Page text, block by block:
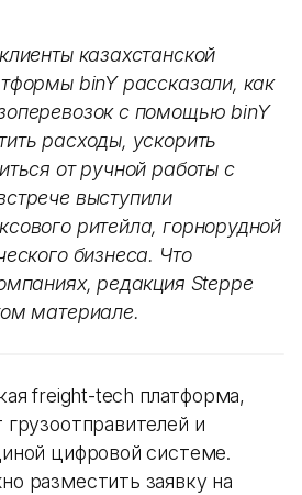
казахстанской
binY рассказали, как
с помощью binY
расходы, ускорить
от ручной работы с
выступили
ритейла, горнорудной
бизнеса. Что
редакция Steppe
материале.
freight-tech платформа,
грузоотправителей и
цифровой системе.
разместить заявку на